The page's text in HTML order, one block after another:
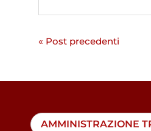
« Post precedenti
AMMINISTRAZIONE